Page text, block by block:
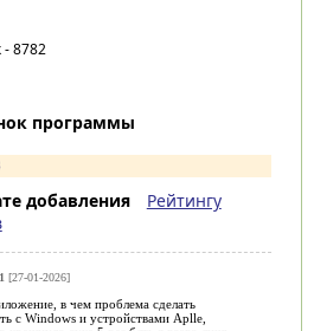
-8782
программы
добавления
Рейтингу
[27-01-2026]
в чем проблема сделать
с Windows и устройствами Aplle,